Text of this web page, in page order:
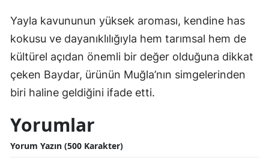
Yayla kavununun yüksek aroması, kendine has
kokusu ve dayanıklılığıyla hem tarımsal hem de
kültürel açıdan önemli bir değer olduğuna dikkat
çeken Baydar, ürünün Muğla’nın simgelerinden
biri haline geldiğini ifade etti.
Yorumlar
Yorum Yazın (500 Karakter)